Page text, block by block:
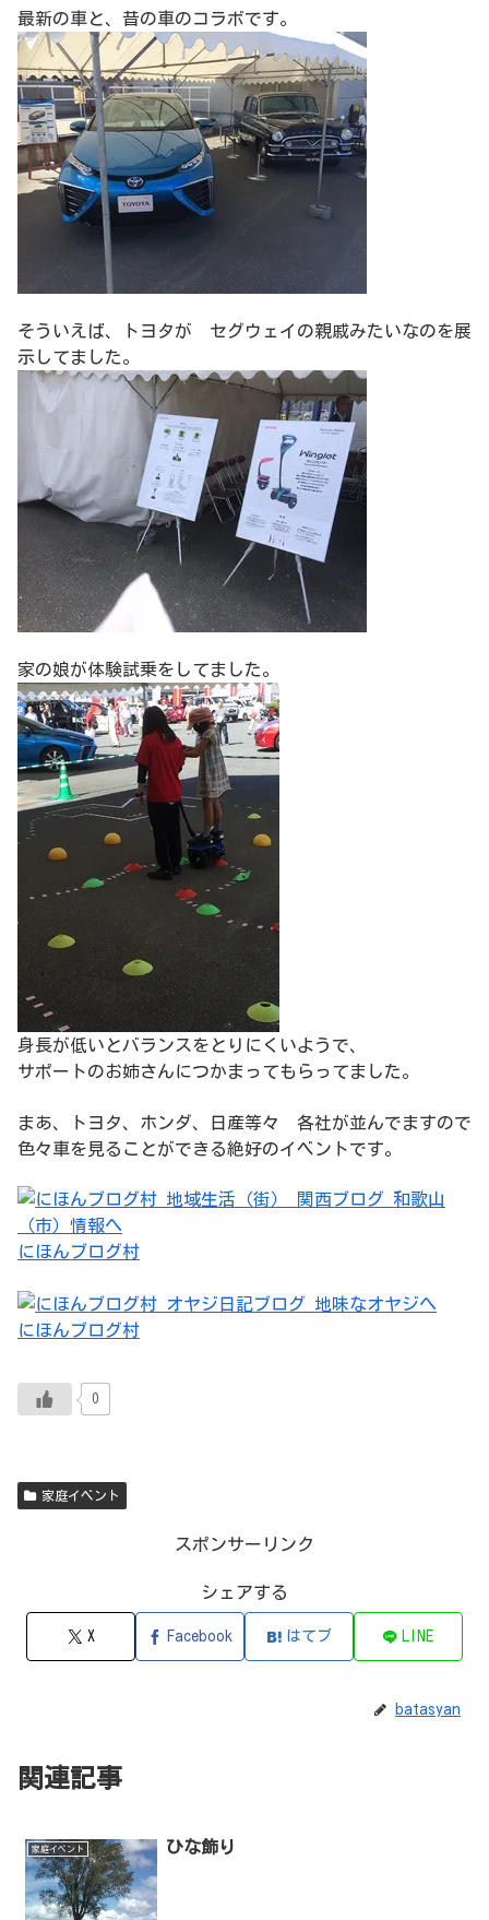
最新の車と、昔の車のコラボです。
そういえば、トヨタが セグウェイの親戚みたいなのを展
示してました。
家の娘が体験試乗をしてました。
身長が低いとバランスをとりにくいようで、
サポートのお姉さんにつかまってもらってました。
まあ、トヨタ、ホンダ、日産等々 各社が並んでますので
色々車を見ることができる絶好のイベントです。
にほんブログ村
にほんブログ村
0
家庭イベント
スポンサーリンク
シェアする
X Facebook はてブ LINE
batasyan
関連記事
家庭イベント ひな飾り